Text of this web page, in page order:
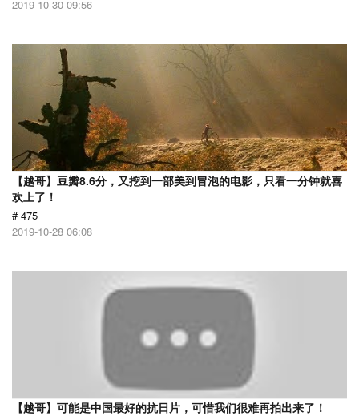
2019-10-30 09:56
【越哥】豆瓣8.6分，又挖到一部美到冒泡的电影，只看一分钟就喜
欢上了！
# 475
2019-10-28 06:08
【越哥】可能是中国最好的抗日片，可惜我们很难再拍出来了！